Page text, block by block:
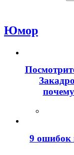
Юмор
9 ошибок